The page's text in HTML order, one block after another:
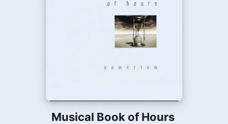
Musical Book of Hours